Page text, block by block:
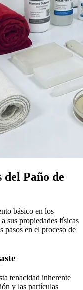
Paño de
básico en los
sus propiedades físicas
pasos en el proceso de
tenacidad inherente
y las partículas